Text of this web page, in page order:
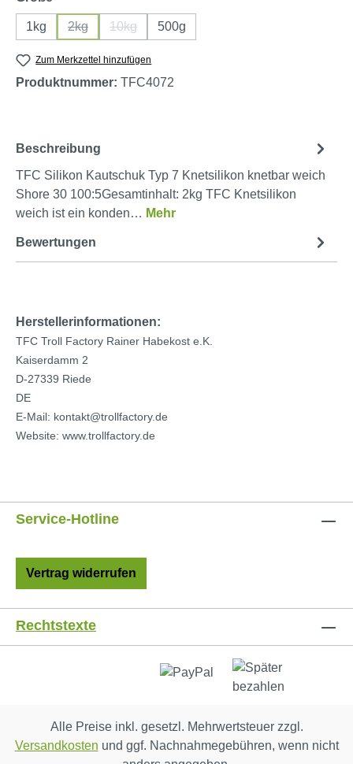
1kg 2kg
(Diese Option ist zurzeit nicht verfügbar.)
10kg
(Diese Option ist zurzeit nicht verfügbar.)
500g
Zum Merkzettel hinzufügen
Produktnummer: TFC4072
Beschreibung
TFC Silikon Kautschuk Typ 7 Knetsilikon knetbar weich
Shore 30 100:5Gesamtinhalt: 2kg TFC Knetsilikon
weich ist ein konden… Mehr
Bewertungen
Herstellerinformationen:
TFC Troll Factory Rainer Habekost e.K.
Kaiserdamm 2
D-27339 Riede
DE
E-Mail: kontakt@trollfactory.de
Website: www.trollfactory.de
Service-Hotline
Vertrag widerrufen
Rechtstexte
Alle Preise inkl. gesetzl. Mehrwertsteuer zzgl.
Versandkosten und ggf. Nachnahmegebühren, wenn nicht